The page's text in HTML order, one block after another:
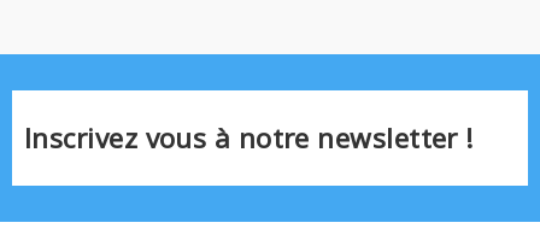
Inscrivez vous à notre newsletter !